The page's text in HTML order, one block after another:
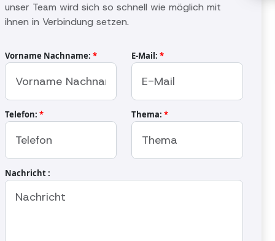
unser Team wird sich so schnell wie möglich mit
ihnen in Verbindung setzen.
Vorname Nachname: * E-Mail: *
Telefon: * Thema: *
Nachricht :